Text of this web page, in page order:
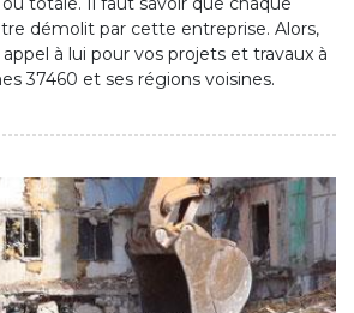
démolit par cette entreprise. Alors,
appel à lui pour vos projets et travaux à
37460 et ses régions voisines.